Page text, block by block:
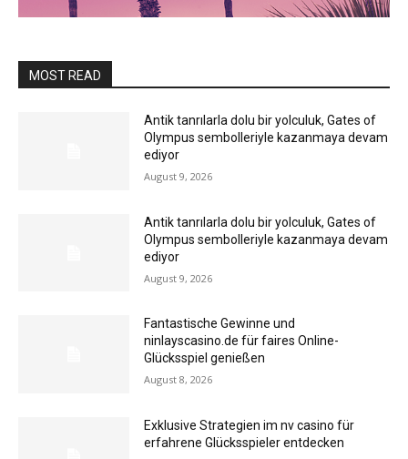
MOST READ
Antik tanrılarla dolu bir yolculuk, Gates of
Olympus sembolleriyle kazanmaya devam
ediyor
August 9, 2026
Antik tanrılarla dolu bir yolculuk, Gates of
Olympus sembolleriyle kazanmaya devam
ediyor
August 9, 2026
Fantastische Gewinne und
ninlayscasino.de für faires Online-
Glücksspiel genießen
August 8, 2026
Exklusive Strategien im nv casino für
erfahrene Glücksspieler entdecken